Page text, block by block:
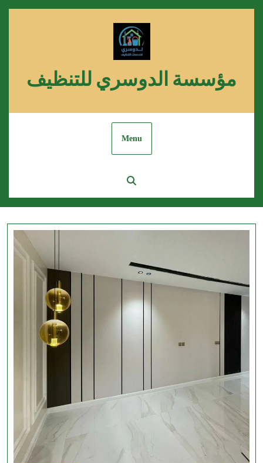
مؤسسة الدوسري للتنظيف
Menu